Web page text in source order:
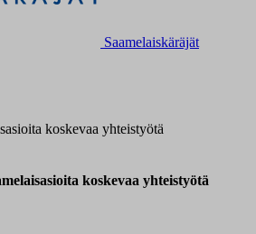
Saamelaiskäräjät
koskevaa yhteistyötä
koskevaa yhteistyötä